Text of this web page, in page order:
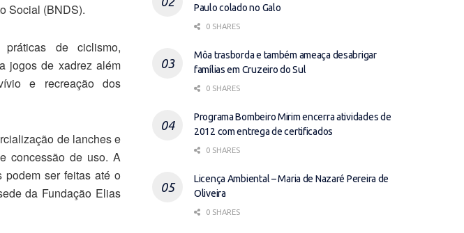
Social (BNDS).
de ciclismo,
jogos de xadrez além
e recreação dos
de lanches e
concessão de uso. A
podem ser feitas até o
da Fundação Elias
Paulo colado no Galo
0 SHARES
Môa trasborda e também ameaça desabrigar
famílias em Cruzeiro do Sul
0 SHARES
Programa Bombeiro Mirim encerra atividades de
2012 com entrega de certificados
0 SHARES
Licença Ambiental – Maria de Nazaré Pereira de
Oliveira
0 SHARES